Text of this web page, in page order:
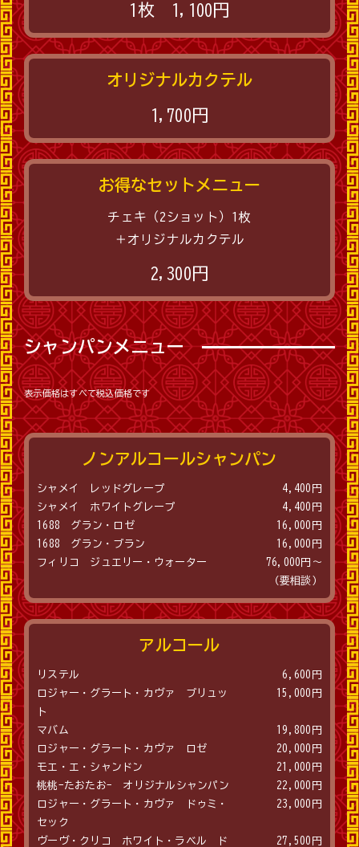
1枚 1,100円
オリジナルカクテル
1,700円
お得なセットメニュー
チェキ（2ショット）1枚
＋オリジナルカクテル
2,300円
シャンパンメニュー
表示価格はすべて税込価格です
ノンアルコールシャンパン
シャメイ レッドグレープ
4,400円
シャメイ ホワイトグレープ
4,400円
1688 グラン・ロゼ
16,000円
1688 グラン・ブラン
16,000円
フィリコ ジュエリー・ウォーター
76,000円～
（要相談）
アルコール
リステル
6,600円
ロジャー・グラート・カヴァ ブリュッ
ト
15,000円
マバム
19,800円
ロジャー・グラート・カヴァ ロゼ
20,000円
モエ・エ・シャンドン
21,000円
桃桃-たおたお- オリジナルシャンパン
22,000円
ロジャー・グラート・カヴァ ドゥミ・
セック
23,000円
ヴーヴ・クリコ ホワイト・ラベル ド
27,500円